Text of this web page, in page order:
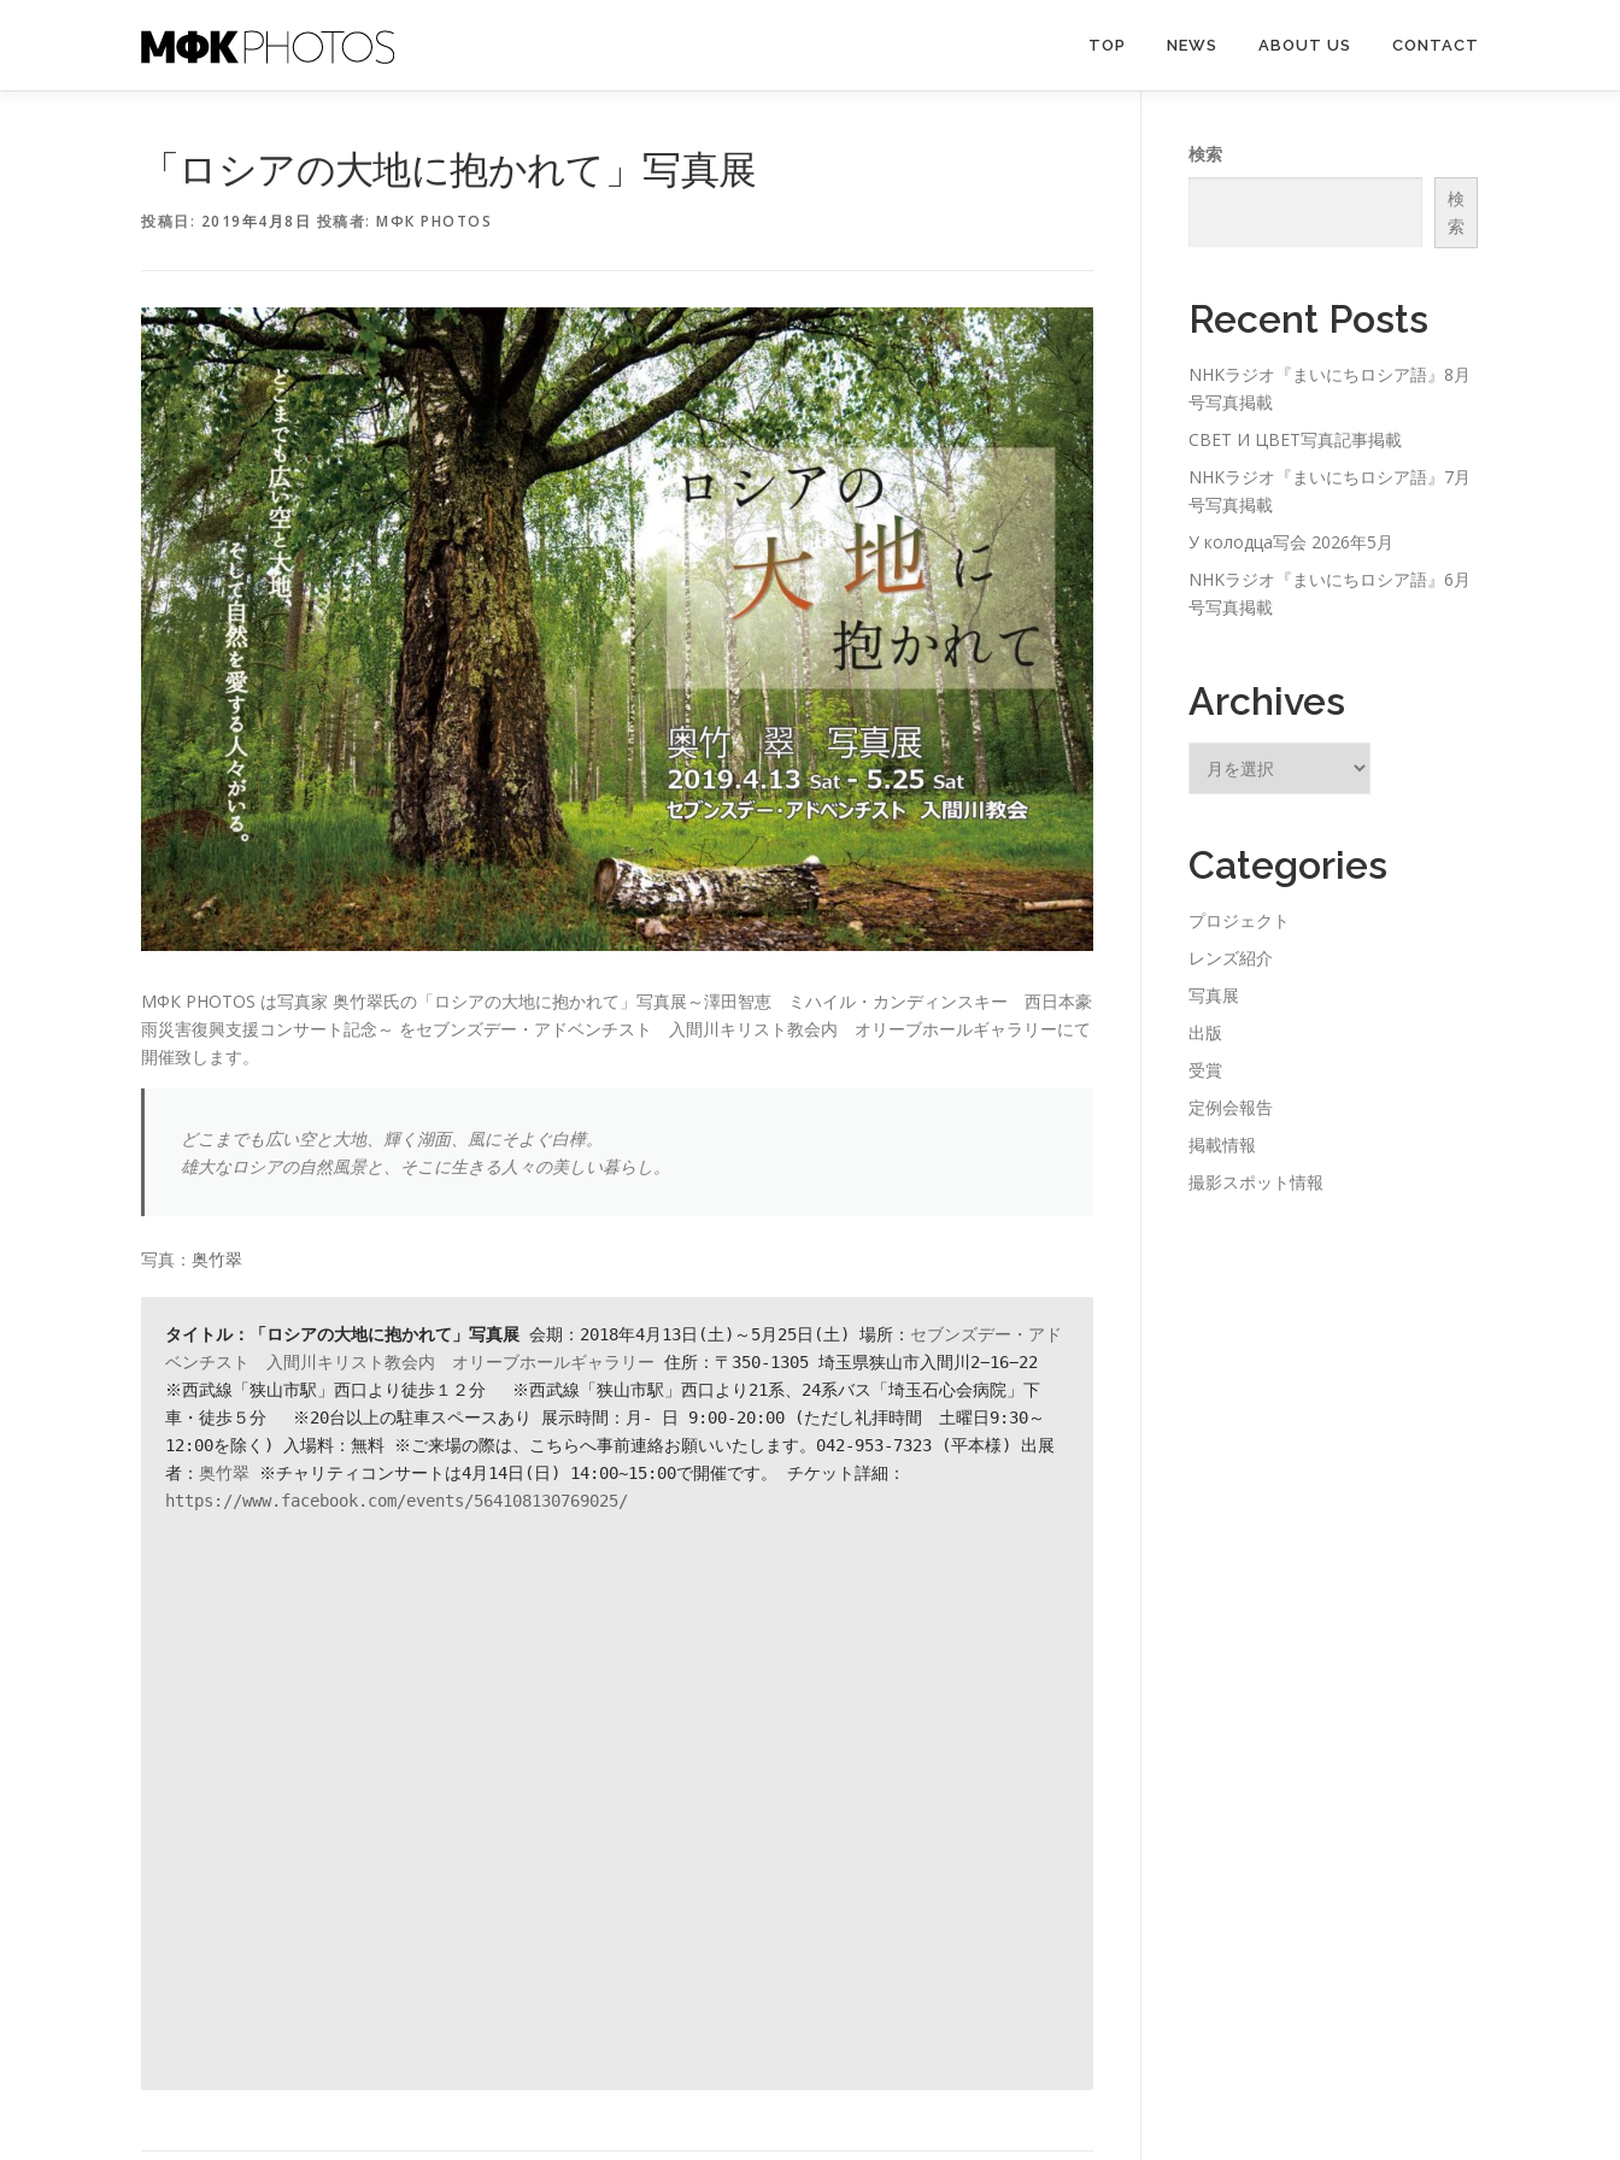
ン
TOP NEWS ABOUT US CONTACT
「ロシアの大地に抱かれて」写真展
投稿日: 2019年4月8日 投稿者: МФК PHOTOS
МФК PHOTOS は写真家 奥竹翠氏の「ロシアの大地に抱かれて」写真展～澤田智恵 ミハイル・カンディンスキー 西日本豪
雨災害復興支援コンサート記念～ をセブンズデー・アドベンチスト 入間川キリスト教会内 オリーブホールギャラリーにて
開催致します。
どこまでも広い空と大地、輝く湖面、風にそよぐ白樺。
雄大なロシアの自然風景と、そこに生きる人々の美しい暮らし。
写真： 奥竹翠
タイトル：「ロシアの大地に抱かれて」写真展 会期：2018年4月13日(土)～5月25日(土) 場所： セブンズデー・アド
ベンチスト　入間川キリスト教会内　オリーブホールギャラリー 住所：〒350-1305 埼玉県狭山市入間川2−16−22
※西武線「狭山市駅」西口より徒歩１２分 　※西武線「狭山市駅」西口より21系、24系バス「埼玉石心会病院」下
車・徒歩５分 　※20台以上の駐車スペースあり 展示時間：月- 日 9:00-20:00 (ただし礼拝時間　土曜日9:30～
12:00を除く) 入場料：無料 ※ご来場の際は、こちらへ事前連絡お願いいたします。042-953-7323 (平本様) 出展
者： 奥竹翠 ※チャリティコンサートは4月14日(日) 14:00~15:00で開催です。 チケット詳細：
https://www.facebook.com/events/564108130769025/
検索
検
索
Recent Posts
NHKラジオ『まいにちロシア語』8月
号写真掲載
СВЕТ И ЦВЕТ写真記事掲載
NHKラジオ『まいにちロシア語』7月
号写真掲載
У колодца写会 2026年5月
NHKラジオ『まいにちロシア語』6月
号写真掲載
Archives
ブ
Categories
プロジェクト
レンズ紹介
写真展
出版
受賞
定例会報告
掲載情報
撮影スポット情報